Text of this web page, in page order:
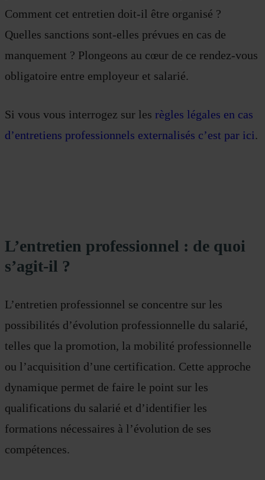
Comment cet entretien doit-il être organisé ?
Quelles sanctions sont-elles prévues en cas de
manquement ? Plongeons au cœur de ce rendez-vous
obligatoire entre employeur et salarié.
Si vous vous interrogez sur les règles légales en cas
d’entretiens professionnels externalisés c’est par ici.
L’entretien professionnel : de quoi
s’agit-il ?
L’entretien professionnel se concentre sur les
possibilités d’évolution professionnelle du salarié,
telles que la promotion, la mobilité professionnelle
ou l’acquisition d’une certification. Cette approche
dynamique permet de faire le point sur les
qualifications du salarié et d’identifier les
formations nécessaires à l’évolution de ses
compétences.